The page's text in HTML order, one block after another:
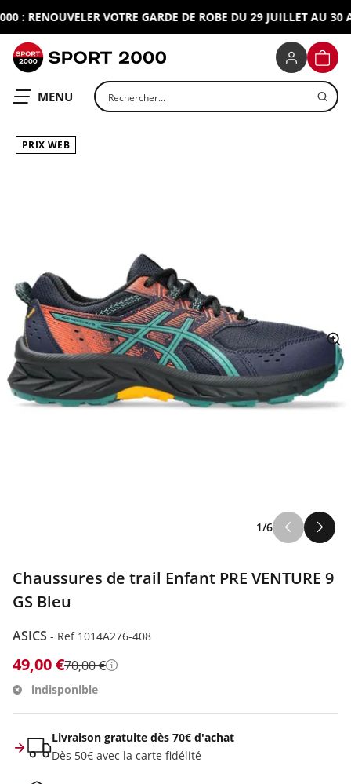
: RENOUVELER VOTRE GARDE DE ROBE DU 29 JUILLET AU 30
OUVRIR LE
MENU Rechercher un produit
PRIX WEB
1/6
Chaussures de trail Enfant PRE VENTURE 9
GS Bleu
ASICS - Ref 1014A276-408
49,00 €70,00 € Détails
indisponible
Livraison gratuite dès 70€ d'achat
Dès 50€ avec la carte fidélité